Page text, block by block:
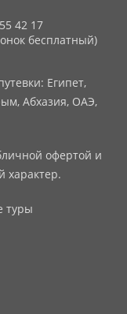
42 17
бесплатный)
Египет,
Абхазия, ОАЭ,
офертой и
характер.
туры